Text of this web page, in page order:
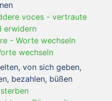
voces - vertraute
erwidern
- Worte wechseln
wechseln
von sich geben,
bezahlen, büßen
sterben